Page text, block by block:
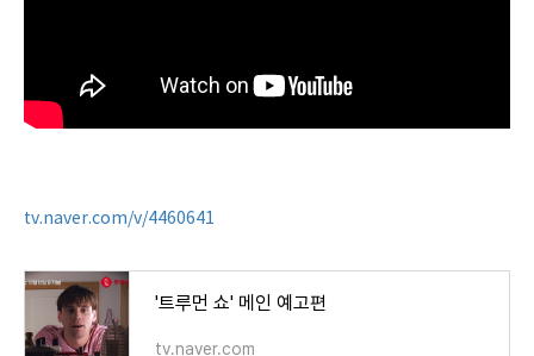
tv.naver.com/v/4460641
'트루먼 쇼' 메인 예고편
tv.naver.com